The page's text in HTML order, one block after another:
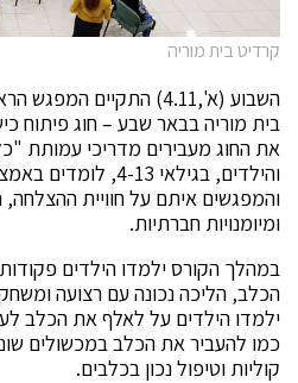
קרדיט בית מוריה
השבוע (א',4.11) התקיים
בית מוריה בבאר שבע – חוג פיתוח
את החוג מעבירים מדריכי עמותת
והילדים, בגילאי 4-13,
והמפגשים איתם על חוויית ההצלחה,
ומיומנויות חברתיות.
במהלך הקורס ילמדו הילדים
הכלב, הליכה נכונה עם רצועה
ילמדו הילדים על לאלף את הכלב
כמו להעביר את הכלב במכשולים
קוליות וטיפול נכון בכלבים.